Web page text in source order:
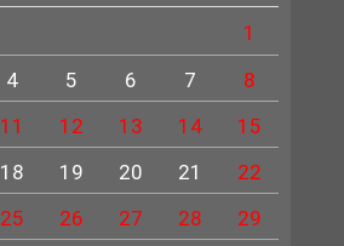
1
4 5 6 7
8
11 12 13 14
15
18 19 20 21
22
25 26 27 28
29